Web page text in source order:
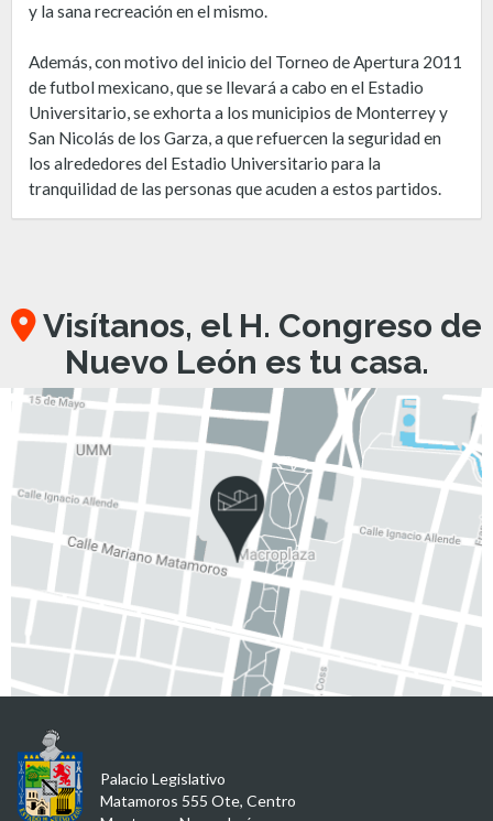
y la sana recreación en el mismo.
Además, con motivo del inicio del Torneo de Apertura 2011
de futbol mexicano, que se llevará a cabo en el Estadio
Universitario, se exhorta a los municipios de Monterrey y
San Nicolás de los Garza, a que refuercen la seguridad en
los alrededores del Estadio Universitario para la
tranquilidad de las personas que acuden a estos partidos.
Visítanos, el H. Congreso de
Nuevo León es tu casa.
Palacio Legislativo
Matamoros 555 Ote, Centro